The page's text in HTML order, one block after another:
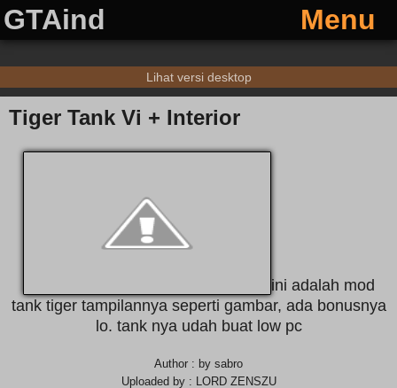
GTAind Menu
Lihat versi desktop
Tiger Tank Vi + Interior
ini adalah mod
tank tiger tampilannya seperti gambar, ada bonusnya
lo. tank nya udah buat low pc
Author : by sabro
Uploaded by : LORD ZENSZU